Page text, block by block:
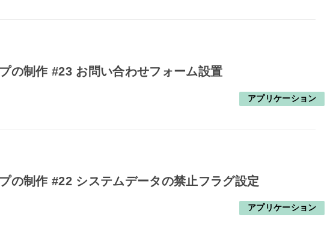
の制作 #23 お問い合わせフォーム設置
アプリケーション
の制作 #22 システムデータの禁止フラグ設定
アプリケーション